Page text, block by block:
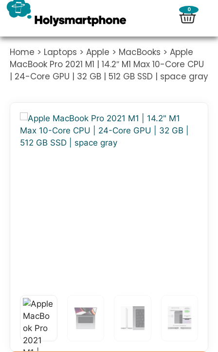
0
Home > Laptops > Apple > MacBooks > Apple
MacBook Pro 2021 M1 | 14.2″ M1 Max 10-Core CPU
| 24-Core GPU | 32 GB | 512 GB SSD | space gray